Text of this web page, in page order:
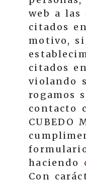
web a las
citados
motivo,
citados
violando
rogamos
contacto
CUBEDO
haciendo
Con